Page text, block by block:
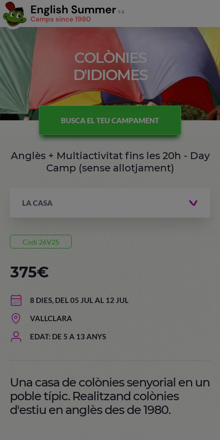
COLÒNIES
D'IDIOMES
BUSCA EL TEU CAMPAMENT
Anglès + Multiactivitat fins les 20h - Day
Camp (sense allotjament)
LA CASA
Codi 26V2S
8 DIES, DEL 05 JUL AL 12 JUL
VALLCLARA
EDAT: DE 5 A 13 ANYS
375€
Una casa de colònies senyorial en un
poble típic. Realitzand colònies
d'estiu en anglès des de 1980.